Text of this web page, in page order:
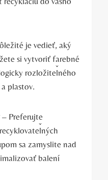
je vedieť, aký
si vytvoriť farebné
rozložiteľného
plastov.
– Preferujte
sa zamyslite nad
balení